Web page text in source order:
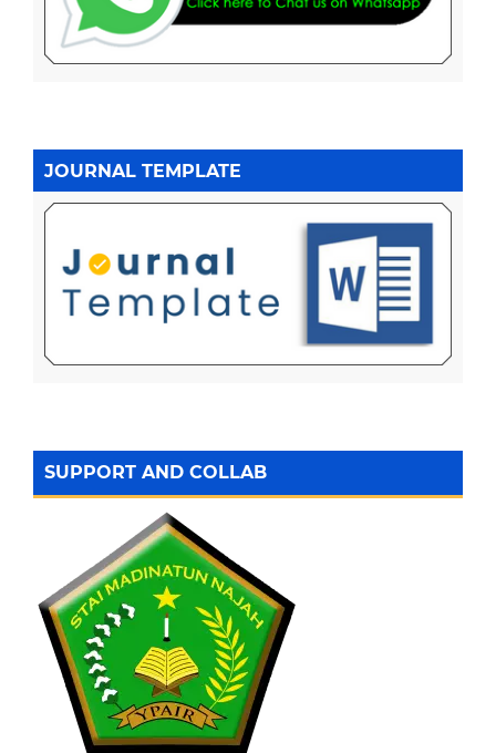
JOURNAL TEMPLATE
SUPPORT AND COLLAB